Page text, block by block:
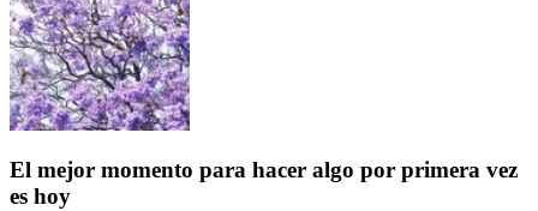
El mejor momento para hacer algo por primera vez
es hoy